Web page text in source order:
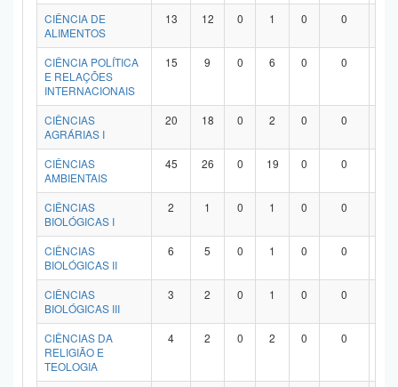
CIÊNCIA DE
ALIMENTOS
13 12 0 1 0 0
CIÊNCIA POLÍTICA
E RELAÇÕES
INTERNACIONAIS
15 9 0 6 0 0
CIÊNCIAS
AGRÁRIAS I
20 18 0 2 0 0
CIÊNCIAS
AMBIENTAIS
45 26 0 19 0 0
CIÊNCIAS
BIOLÓGICAS I
2 1 0 1 0 0
CIÊNCIAS
BIOLÓGICAS II
6 5 0 1 0 0
CIÊNCIAS
BIOLÓGICAS III
3 2 0 1 0 0
CIÊNCIAS DA
RELIGIÃO E
TEOLOGIA
4 2 0 2 0 0